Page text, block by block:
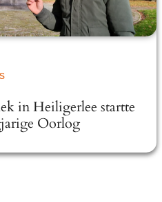
in Heiligerlee startte
Oorlog